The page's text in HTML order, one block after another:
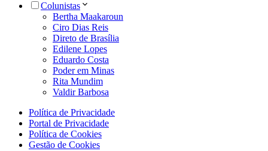
Colunistas
Bertha Maakaroun
Ciro Dias Reis
Direto de Brasília
Edilene Lopes
Eduardo Costa
Poder em Minas
Rita Mundim
Valdir Barbosa
Política de Privacidade
Portal de Privacidade
Política de Cookies
Gestão de Cookies